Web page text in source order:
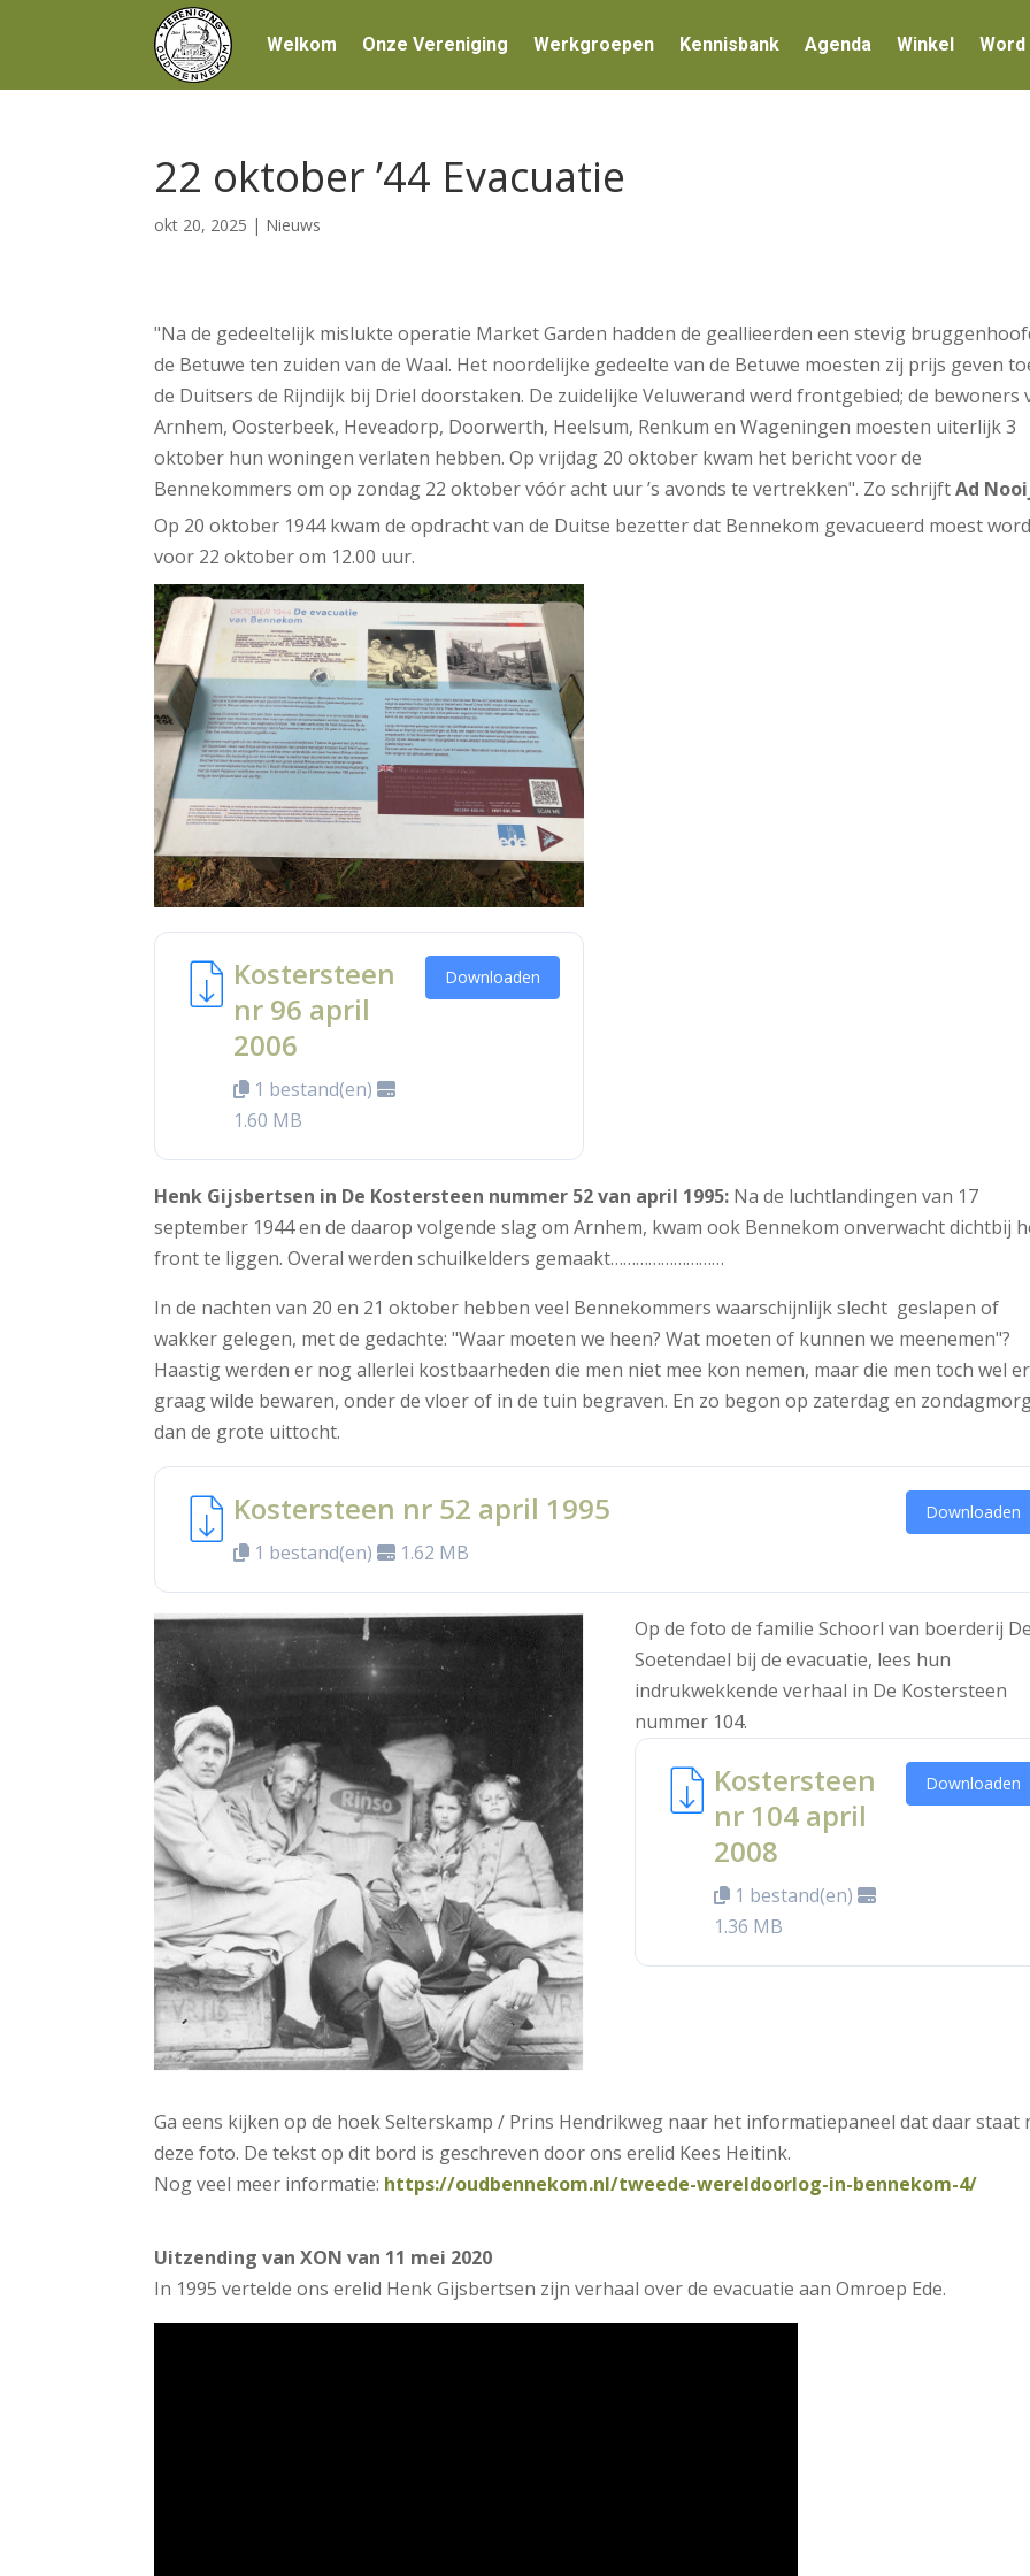
Welkom Onze Vereniging Werkgroepen Kennisbank Agenda Winkel Word
22 oktober ’44 Evacuatie
okt 20, 2025 | Nieuws
"Na de gedeeltelijk mislukte operatie Market Garden hadden de geallieerden een stevig
de Betuwe ten zuiden van de Waal. Het noordelijke gedeelte van de Betuwe moesten zij prijs geven
de Duitsers de Rijndijk bij Driel doorstaken. De zuidelijke Veluwerand werd frontgebied; de bewoners
Arnhem, Oosterbeek, Heveadorp, Doorwerth, Heelsum, Renkum enWageningen moesten uiterlijk 3
oktober hun woningen verlaten hebben. Op vrijdag 20 oktober kwam het bericht voor de
Bennekommers om op zondag 22 oktober vóór acht uur ’s avonds te vertrekken". Zo schrijftAd
De Kostersteen nummer 96.
Op 20 oktober 1944 kwam de opdracht van de Duitse bezetter dat Bennekom gevacueerd moest
voor 22 oktober om 12.00 uur.
Kostersteen
nr 96 april
2006
1 bestand(en)
1.60 MB
Downloaden
Henk Gijsbertsen in De Kostersteen nummer 52 van april 1995: Na de luchtlandingen van 17
september 1944 en de daarop volgende slag om Arnhem, kwam ook Bennekom onverwacht dichtbij
front te liggen. Overal werden schuilkelders gemaakt………………………
In de nachten van 20 en 21 oktober hebben veel Bennekommers waarschijnlijk slecht geslapen of
wakker gelegen, met de gedachte: "Waar moeten we heen? Wat moeten of kunnen we meenemen"?
Haastig werden er nog allerlei kostbaarheden die men niet mee kon nemen, maar die men toch wel
graag wilde bewaren, onder de vloer of in de tuin begraven. En zo begon op zaterdag en
dan de grote uittocht.
Kostersteen nr 52 april 1995
1 bestand(en) 1.62 MB
Downloaden
Op de foto de familie Schoorl van boerderij
Soetendael bij de evacuatie, lees hun
indrukwekkende verhaal in De Kostersteen
nummer 104.
Kostersteen
nr 104 april
2008
1 bestand(en)
1.36 MB
Downloaden
Ga eens kijken op de hoek Selterskamp / Prins Hendrikweg naar het informatiepaneel dat daar staat
deze foto. De tekst op dit bord is geschreven door ons erelid Kees Heitink.
Nog veel meer informatie: https://oudbennekom.nl/tweede-wereldoorlog-in-bennekom-4/
Uitzending van XON van 11 mei 2020
In 1995 vertelde ons erelid Henk Gijsbertsen zijn verhaal over de evacuatie aan Omroep Ede.